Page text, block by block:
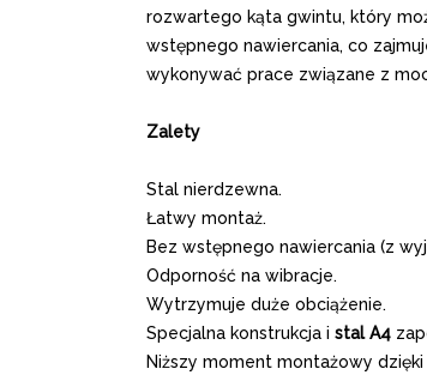
rozwartego kąta gwintu, który
wstępnego nawiercania, co
wykonywać prace związane z
Zalety
Stal nierdzewna.
Łatwy montaż.
Bez wstępnego nawiercania (z
Odporność na wibracje.
Wytrzymuje duże obciążenie.
Specjalna konstrukcja i stal A4
Niższy moment montażowy